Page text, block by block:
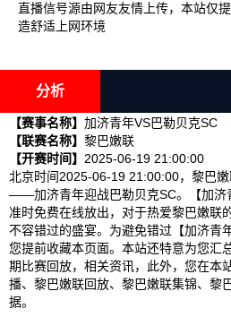
直播信号源由网友友情上传，本站仅
造舒适上网环境
分析
【赛事名称】 加济青年VS巴勒贝克SC
【联赛名称】 黎巴嫩联
【开赛时间】 2025-06-19 21:00:00
北京时间2025-06-19 21:00:00，黎巴
——加济青年迎战巴勒贝克SC。【加济
准时免费在线放出，对于热爱黎巴嫩联
不容错过的盛宴。为避免错过【加济青
您提前收藏本页面。本站还特意为您汇
期比赛回放，相关资讯，此外，您在本
播、黎巴嫩联回放、黎巴嫩联集锦、黎
据。